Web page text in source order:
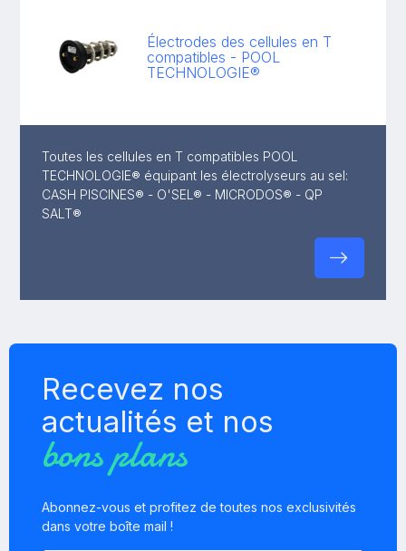
Électrodes des cellules en T
compatibles - POOL
TECHNOLOGIE®
Toutes les cellules en T compatibles POOL
TECHNOLOGIE® équipant les électrolyseurs au sel:
CASH PISCINES® - O'SEL® - MICRODOS® - QP
SALT®
Recevez nos
actualités et nos
bons plans
Abonnez-vous et profitez de toutes nos exclusivités
dans votre boîte mail !